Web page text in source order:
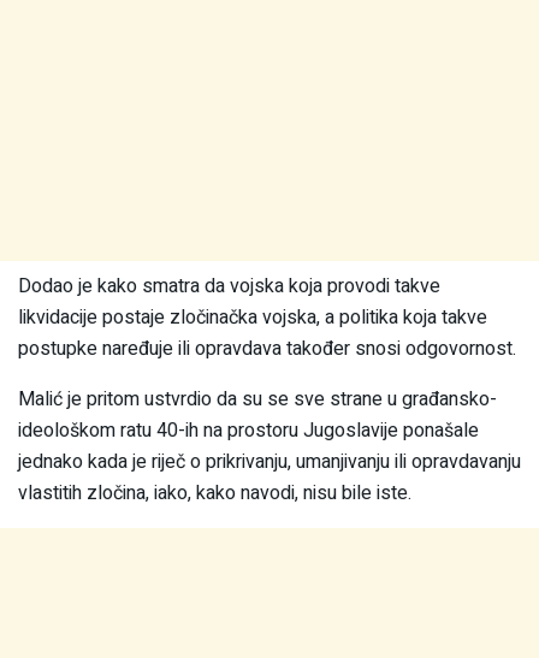
Dodao je kako smatra da vojska koja provodi takve
likvidacije postaje zločinačka vojska, a politika koja takve
postupke naređuje ili opravdava također snosi odgovornost.
Malić je pritom ustvrdio da su se sve strane u građansko-
ideološkom ratu 40-ih na prostoru Jugoslavije ponašale
jednako kada je riječ o prikrivanju, umanjivanju ili opravdavanju
vlastitih zločina, iako, kako navodi, nisu bile iste.